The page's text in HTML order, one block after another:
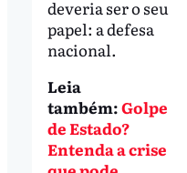
deveria ser o seu
papel: a defesa
nacional.
Leia
também:Golpe
de Estado?
Entenda a crise